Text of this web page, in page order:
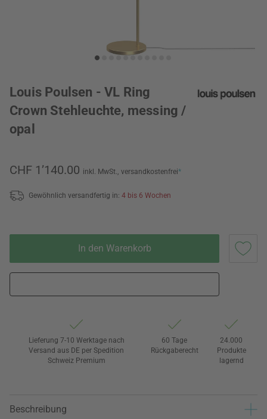
Louis Poulsen - VL Ring
Crown Stehleuchte, messing /
opal
CHF 1’140.00 inkl. MwSt., versandkostenfrei*
Gewöhnlich versandfertig in: 4 bis 6 Wochen
In den Warenkorb
Lieferung 7-10 Werktage nach
Versand aus DE per Spedition
Schweiz Premium
60 Tage
Rückgaberecht
24.000
Produkte
lagernd
Beschreibung